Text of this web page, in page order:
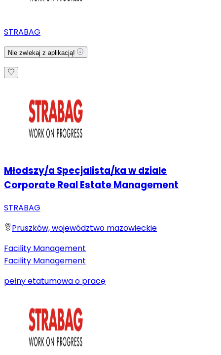
STRABAG
Nie zwlekaj z aplikacją!
Młodszy/a Specjalista/ka w dziale
Corporate Real Estate Management
STRABAG
Pruszków, województwo mazowieckie
Facility Management
Facility Management
pełny etatumowa o pracę